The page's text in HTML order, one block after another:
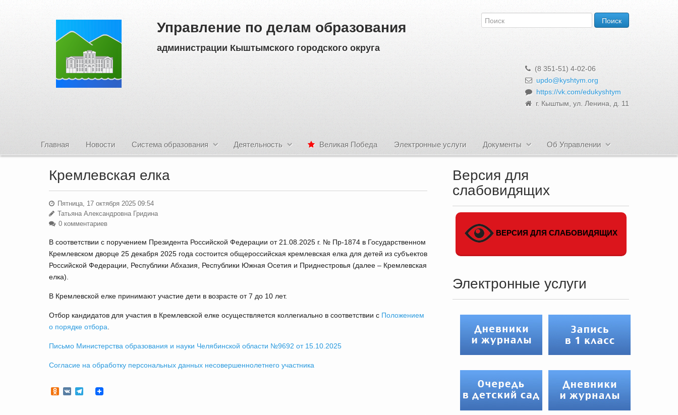
Управление по делам образования
администрации Кыштымского городского округа
(8 351-51) 4-02-06
updo@kyshtym.org
https://vk.com/edukyshtym
г. Кыштым, ул. Ленина, д. 11
Главная Новости Система образования Деятельность Великая Победа Электронные услуги Документы Об Управлении
Кремлевская елка
Пятница, 17 октября 2025 09:54
Татьяна Александровна Гридина
0 комментариев
В соответствии с поручением Президента Российской Федерации от 21.08.2025 г. № Пр-1874 в Государственном
Кремлевском дворце 25 декабря 2025 года состоится общероссийская кремлевская елка для детей из субъектов
Российской Федерации, Республики Абхазия, Республики Южная Осетия и Приднестровья (далее – Кремлевская
елка).
В Кремлевской елке принимают участие дети в возрасте от 7 до 10 лет.
Отбор кандидатов для участия в Кремлевской елке осуществляется коллегиально в соответствии с Положением
о порядке отбора
Письмо Министерства образования и науки Челябинской области №9692 от 15.10.2025
Согласие на обработку персональных данных несовершеннолетнего участника
Odnoklassniki
VK Telegram
Версия для
слабовидящих
ВЕРСИЯ ДЛЯ СЛАБОВИДЯЩИХ
Электронные услуги